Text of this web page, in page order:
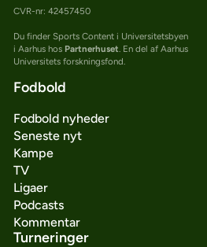
CVR-nr: 42457450
Du finder Sports Content i Universitetsbyen
i Aarhus hos Partnerhuset . En del af Aarhus
Universitets forskningsfond.
Fodbold
Fodbold nyheder
Seneste nyt
Kampe
TV
Ligaer
Podcasts
Kommentar
Turneringer